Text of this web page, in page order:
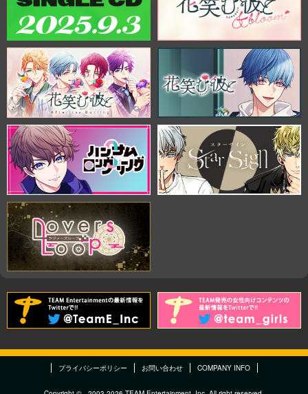
プライバシーポリシー お問い合わせ COMPANY INFO